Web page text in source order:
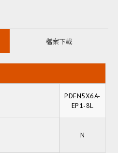
檔案下載
PDFN5X6A-
EP1-8L
N